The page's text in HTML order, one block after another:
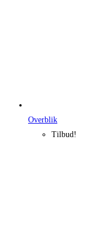
Overblik
Tilbud!